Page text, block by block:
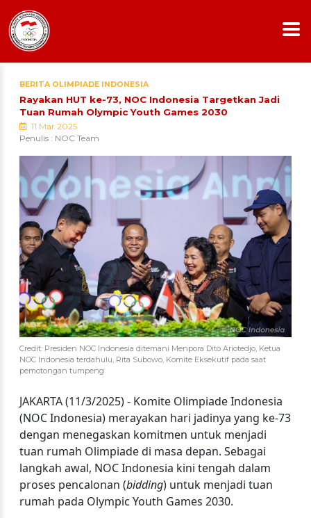
BERITA OLIMPIADE INDONESIA
Rayakan HUT ke-73, NOC Indonesia Targetkan Jadi
Tuan Rumah Olympic Youth Games 2030
11 Mar 2025
Penulis : NOC Team
Credit: Presiden NOC Indonesia ditemani Menpora Dito Ariotedjo, Ketua
NOC Indonesia terdahulu, Rita Subowo, Komite Eksekutif pada saat
pemotongan tumpeng
JAKARTA (11/3/2025) - Komite Olimpiade Indonesia
(NOC Indonesia) merayakan hari jadinya yang ke-73
dengan menegaskan komitmen untuk menjadi
tuan rumah Olimpiade di masa depan. Sebagai
langkah awal, NOC Indonesia kini tengah dalam
proses pencalonan (bidding) untuk menjadi tuan
rumah pada Olympic Youth Games 2030.